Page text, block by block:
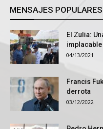
MENSAJES POPULARES
El Zulia:
implacable
04/13/2021
Francis
derrota
03/12/2022